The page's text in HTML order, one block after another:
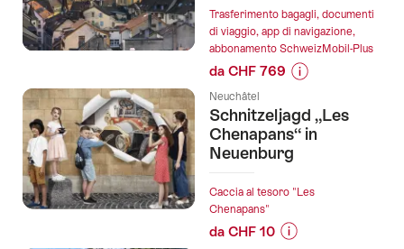
""Find-
the-
Code:
Fall
Gioco
di
a
Trasferimento bagagli, documenti
di viaggio, app di navigazione,
abbonamento SchweizMobil-Plus
da CHF 769
sul
prezzo
dell’offerta
in
Neuchâtel
Neuchâtel
Schnitzeljagd „Les
Chenapans“ in
Neuenburg
Caccia al tesoro "Les
Chenapans"
da CHF 10